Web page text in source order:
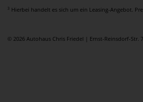
3 Hierbei handelt es sich um ein Leasing-Angebot.
© 2026 Autohaus Chris Friedel | Ernst-Reinsdorf-